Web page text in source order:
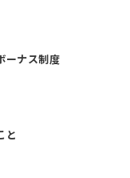
ーナス制度
と